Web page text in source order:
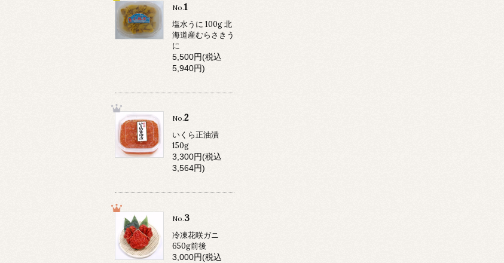
No.1
塩水うに 100g 北
海道産むらさきう
に
5,500円(税込
5,940円)
No.2
いくら正油漬
150g
3,300円(税込
3,564円)
No.3
冷凍花咲ガニ
650g前後
3,000円(税込